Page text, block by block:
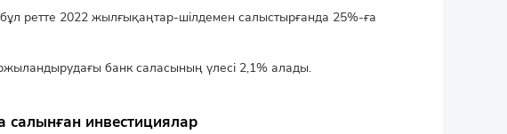
ретте 2022 жылғықаңтар-шілдемен салыстырғанда 25%-ға
банк саласының үлесі 2,1% алады.
салынған инвестициялар